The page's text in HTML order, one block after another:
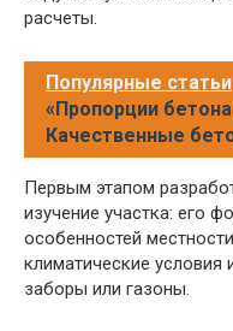
расчеты.
Популярные статьи
«Пропорции
Качественные
Первым этапом
изучение участка: его
особенностей
климатические условия
заборы или газоны.